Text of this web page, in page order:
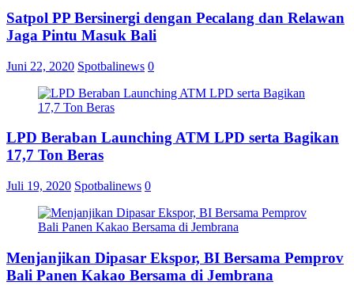
Satpol PP Bersinergi dengan Pecalang dan Relawan
Jaga Pintu Masuk Bali
Juni 22, 2020 Spotbalinews 0
LPD Beraban Launching ATM LPD serta Bagikan
17,7 Ton Beras
Juli 19, 2020 Spotbalinews 0
Menjanjikan Dipasar Ekspor, BI Bersama Pemprov
Bali Panen Kakao Bersama di Jembrana